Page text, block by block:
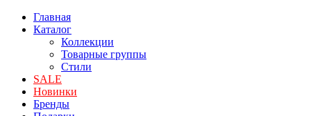
Главная
Каталог
Коллекции
Товарные группы
Стили
SALE
Новинки
Бренды